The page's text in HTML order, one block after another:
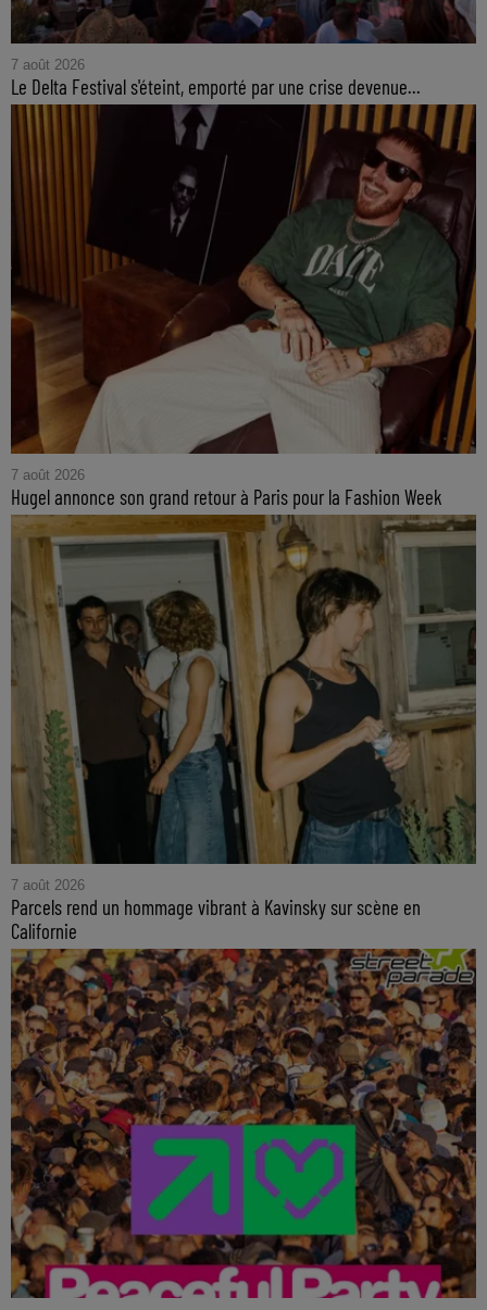
7 août 2026
Le Delta Festival s'éteint, emporté par une crise devenue...
7 août 2026
Hugel annonce son grand retour à Paris pour la Fashion Week
7 août 2026
Parcels rend un hommage vibrant à Kavinsky sur scène en
Californie